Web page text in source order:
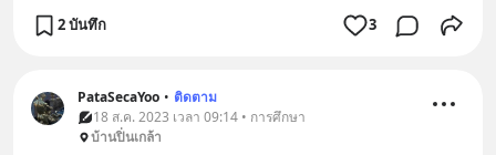
2 บันทึก 3
PataSecaYoo • ติดตาม
18 ส.ค. 2023 เวลา 09:14 • การศึกษา
บ้านปิ่นเกล้า